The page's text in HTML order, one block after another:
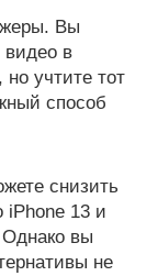
Вы
видео в
учтите тот
способ
снизить
iPhone 13 и
Однако вы
не